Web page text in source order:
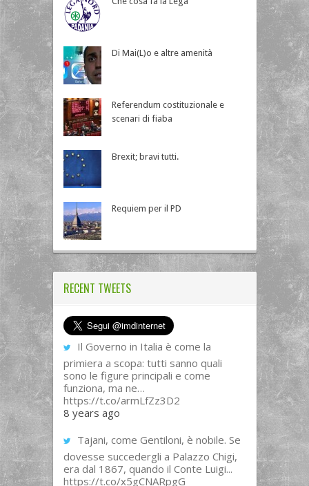
Di Mai(L)o e altre amenità
Referendum costituzionale e
scenari di fiaba
Brexit; bravi tutti.
Requiem per il PD
RECENT TWEETS
Il Governo in Italia è come la
primiera a scopa: tutti sanno quali
sono le figure principali e come
funziona, ma ne…
https://t.co/armLfZz3D2
8 years ago
Tajani, come Gentiloni, è nobile. Se
dovesse succedergli a Palazzo Chigi,
era dal 1867, quando il Conte Luigi...
https://t.co/x5gCNARpgG